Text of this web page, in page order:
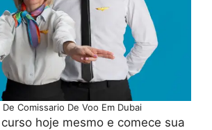
De Comissario De Voo Em Dubai
hoje mesmo e comece sua